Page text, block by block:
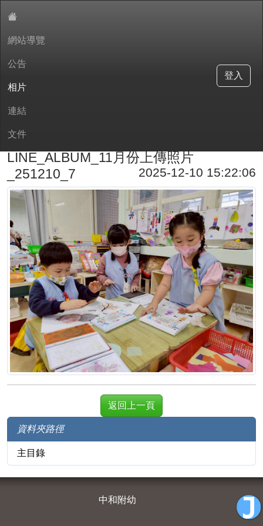
網站導覽
公告
相片
連結
文件
登入
現在位置:相片
LINE_ALBUM_11月份上傳照片
_251210_7
2025-12-10 15:22:06
返回上一頁
資料夾路徑
主目錄
中和附幼